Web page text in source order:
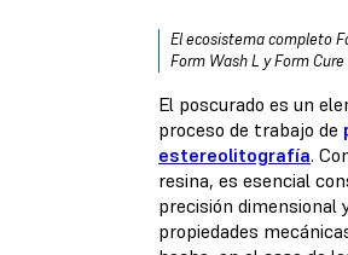
El ecosistema completo
Form Wash L y Form Cure
El poscurado es un
proceso de trabajo de
estereolitografía.
resina, es esencial
precisión dimensional
propiedades